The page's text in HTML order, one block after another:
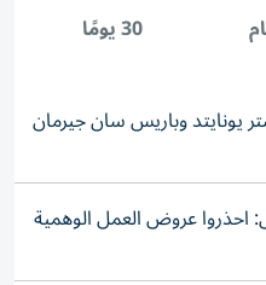
30 يومًا
يونايتد وباريس سان جيرمان
احذروا عروض العمل الوهمية